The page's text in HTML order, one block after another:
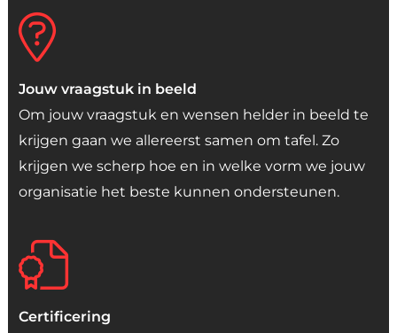
Jouw vraagstuk in beeld
Om jouw vraagstuk en wensen helder in beeld te
krijgen gaan we allereerst samen om tafel. Zo
krijgen we scherp hoe en in welke vorm we jouw
organisatie het beste kunnen ondersteunen.
Certificering